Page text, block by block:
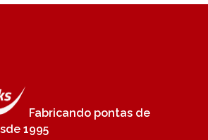
Fabricando pontas de
1995